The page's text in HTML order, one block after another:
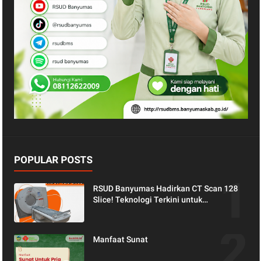
POPULAR POSTS
RSUD Banyumas Hadirkan CT Scan 128
Slice! Teknologi Terkini untuk
Manfaat Sunat